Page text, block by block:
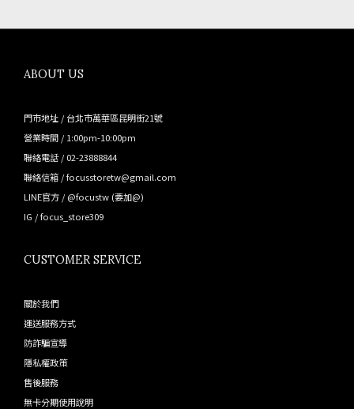
ABOUT US
門市地址 / 台北市萬華區昆明街21號
營業時間 / 1:00pm-10:00pm
聯絡電話 / 02-23888844
聯絡信箱 / focusstoretw@gmail.com
LINE官方 / @focustw (要加@)
IG /focus_store309
CUSTOMER SERVICE
關於我們
運送服務方式
防詐騙宣導
隱私權政策
售後服務
無卡分期使用說明